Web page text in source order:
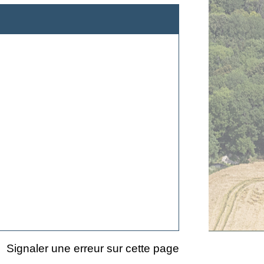
Signaler une erreur sur cette page